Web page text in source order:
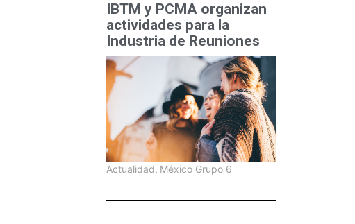
IBTM y PCMA organizan
actividades para la
Industria de Reuniones
Actualidad, México Grupo 6